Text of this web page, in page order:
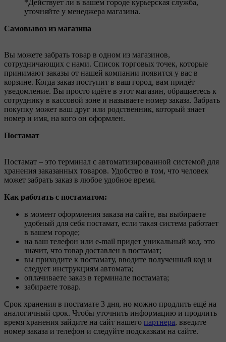
*Действует ли в вашем городе курьерская служба,
уточняйте у менеджера магазина.
Самовывоз из магазина
Вы можете забрать товар в одном из магазинов,
сотрудничающих с нами. Список торговых точек, которые
принимают заказы от нашей компании появится у вас в
корзине. Когда заказ поступит в ваш город, вам придёт
уведомление. Вы просто идёте в этот магазин, обращаетесь к
сотруднику в кассовой зоне и называете номер заказа. Забрать
покупку может ваш друг или родственник, который знает
номер и имя, на кого он оформлен.
Постамат
Постамат – это терминал с автоматизированной системой для
хранения заказанных товаров. Удобство в том, что человек
может забрать заказ в любое удобное время.
Как работать с постаматом:
в момент оформления заказа на сайте, вы выбираете
удобный для себя постамат, если такая система работает
в вашем городе;
на ваш телефон или e-mail придет уникальный код, это
значит, что товар доставлен в постамат;
вы приходите к постамату, вводите полученный код и
следует инструкциям автомата;
оплачиваете заказ в терминале постамата;
забираете товар.
Срок хранения в постамате 3 дня, но можно продлить ещё на
аналогичный срок. Чтобы уточнить информацию и продлить
время хранения зайдите на сайт нашего партнера, введите
номер заказа и телефон и следуйте подсказкам на сайте.